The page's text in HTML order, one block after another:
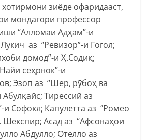
зиёде офаридааст,
мондагори профессор
“Алломаи Адҳам”-и
аз “Ревизор”-и Гогол;
домод”-и Ҳ.Содиқ;
сеҳрнок”-и
Эзоп аз “Шер, рӯбоҳ ва
Тирессий аз
и Софокл; Капулетта аз “Ромео
Шекспир; Асад аз “Афсонаҳои
Абдулло; Отелло аз